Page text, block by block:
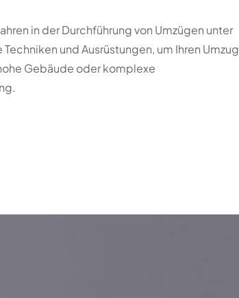
in der Durchführung von Umzügen unter
und Ausrüstungen, um Ihren Umzug
Gebäude oder komplexe